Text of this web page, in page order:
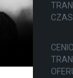
CZAS.